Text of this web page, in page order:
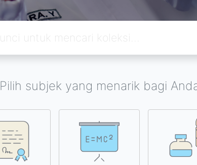
Pilih subjek yang menarik bagi